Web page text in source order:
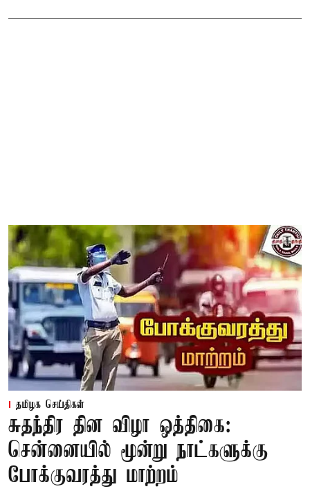
தமிழக செய்திகள்
சுதந்திர தின விழா ஒத்திகை:
சென்னையில் மூன்று நாட்களுக்கு
போக்குவரத்து மாற்றம்